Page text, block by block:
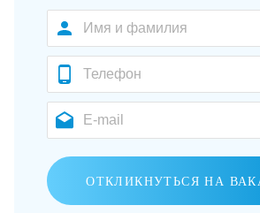
ОТКЛИКНУТЬСЯ НА